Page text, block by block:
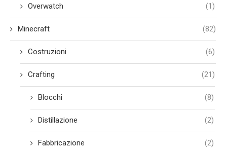
Overwatch (1)
Minecraft (82)
Costruzioni (6)
Crafting (21)
Blocchi (8)
Distillazione (2)
Fabbricazione (2)